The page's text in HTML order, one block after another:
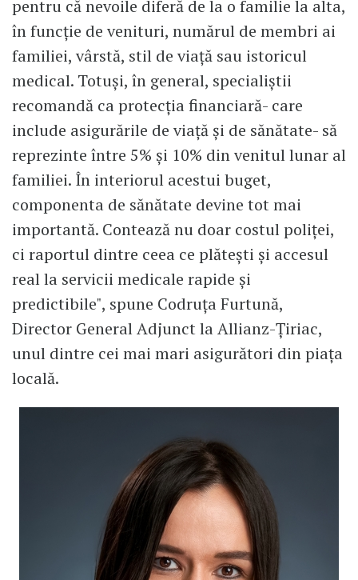
pentru că nevoile diferă de la o familie la alta,
în funcție de venituri, numărul de membri ai
familiei, vârstă, stil de viață sau istoricul
medical. Totuși, în general, specialiștii
recomandă ca protecția financiară- care
include asigurările de viață și de sănătate- să
reprezinte între 5% și 10% din venitul lunar al
familiei. În interiorul acestui buget,
componenta de sănătate devine tot mai
importantă. Contează nu doar costul poliței,
ci raportul dintre ceea ce plătești și accesul
real la servicii medicale rapide și
predictibile", spune Codruța Furtună,
Director General Adjunct la Allianz-Țiriac,
unul dintre cei mai mari asigurători din piața
locală.